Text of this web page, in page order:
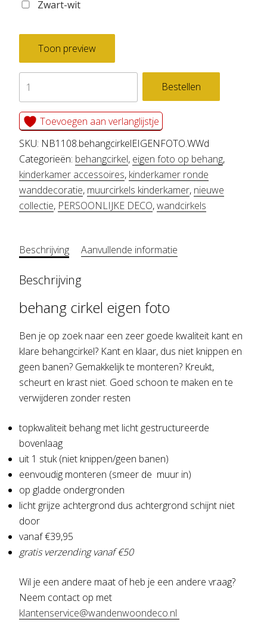
Zwart-wit
Toon preview
behang
cirkel
eigen
foto
aantal
Bestellen
Toevoegen aan verlanglijstje
SKU: NB1108.behangcirkelEIGENFOTO.WWd
Categorieën: behangcirkel, eigen foto op behang,
kinderkamer accessoires, kinderkamer ronde
wanddecoratie, muurcirkels kinderkamer, nieuwe
collectie, PERSOONLIJKE DECO,wandcirkels
Beschrijving Aanvullende informatie
Beschrijving
behang cirkel eigen foto
Ben je op zoek naar een zeer goede kwaliteit kant en
klare behangcirkel? Kant en klaar, dus niet knippen en
geen banen? Gemakkelijk te monteren? Kreukt,
scheurt en krast niet. Goed schoon te maken en te
verwijderen zonder resten
topkwaliteit behang met licht gestructureerde
bovenlaag
uit 1 stuk (niet knippen/geen banen)
eenvoudig monteren (smeer de muur in)
op gladde ondergronden
licht grijze achtergrond dus achtergrond schijnt niet
door
vanaf €39,95
gratis verzending vanaf €50
Wil je een andere maat of heb je een andere vraag?
Neem contact op met
klantenservice@wandenwoondeco.nl